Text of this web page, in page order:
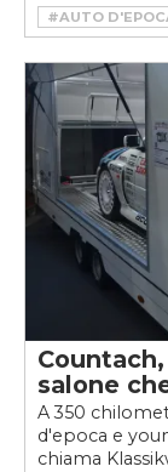
#AUTO
#TUKSEDO
salone
A 350
d'epoca e
chiama